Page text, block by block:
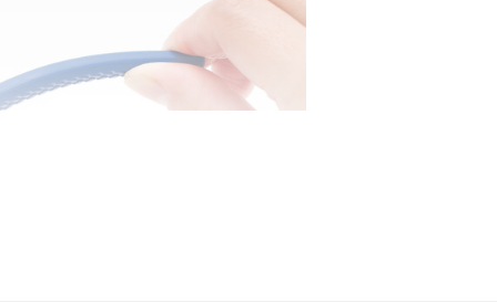
げることで、頭部の形状に合わ